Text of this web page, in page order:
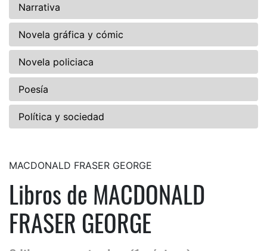
Narrativa
Novela gráfica y cómic
Novela policiaca
Poesía
Política y sociedad
MACDONALD FRASER GEORGE
Libros de MACDONALD
FRASER GEORGE